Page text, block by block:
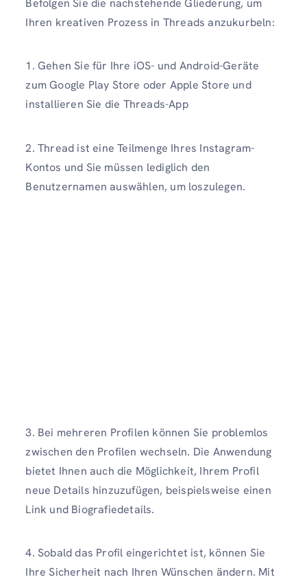
Befolgen Sie die nachstehende Gliederung, um
Ihren kreativen Prozess in Threads anzukurbeln:
1. Gehen Sie für Ihre iOS- und Android-Geräte
zum Google Play Store oder Apple Store und
installieren Sie die Threads-App
2. Thread ist eine Teilmenge Ihres Instagram-
Kontos und Sie müssen lediglich den
Benutzernamen auswählen, um loszulegen.
3. Bei mehreren Profilen können Sie problemlos
zwischen den Profilen wechseln. Die Anwendung
bietet Ihnen auch die Möglichkeit, Ihrem Profil
neue Details hinzuzufügen, beispielsweise einen
Link und Biografiedetails.
4. Sobald das Profil eingerichtet ist, können Sie
Ihre Sicherheit nach Ihren Wünschen ändern. Mit